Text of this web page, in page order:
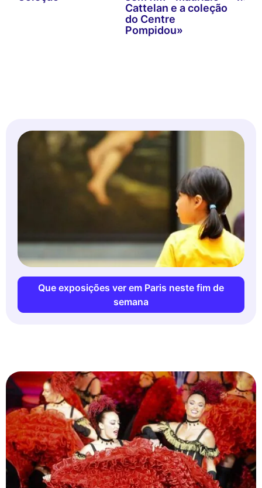
Cattelan e a coleção
do Centre
Pompidou»
Que exposições ver em Paris neste fim de
semana